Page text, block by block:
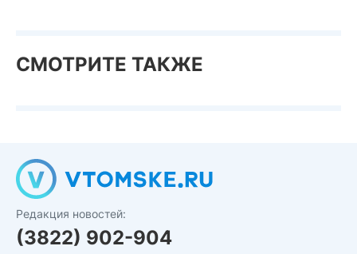
СМОТРИТЕ ТАКЖЕ
Редакция новостей:
(3822) 902-904